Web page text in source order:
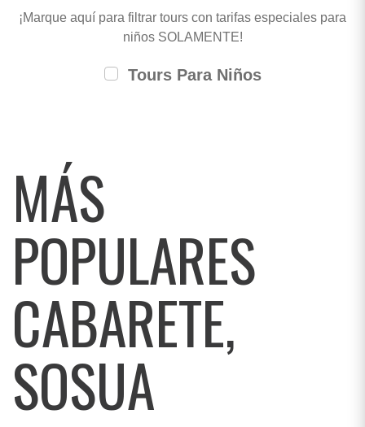
¡Marque aquí para filtrar tours con tarifas especiales para
niños SOLAMENTE!
Tours Para Niños
MÁS
POPULARES
CABARETE,
SOSUA